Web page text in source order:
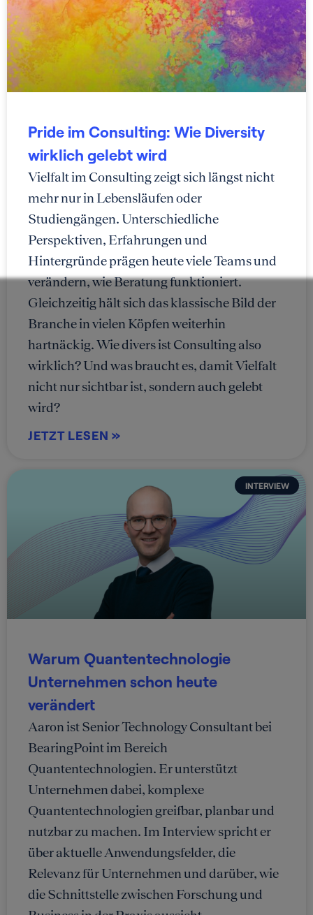
Pride im Consulting: Wie Diversity
wirklich gelebt wird
Vielfalt im Consulting zeigt sich längst nicht
mehr nur in Lebensläufen oder
Studiengängen. Unterschiedliche
Perspektiven, Erfahrungen und
Hintergründe prägen heute viele Teams und
verändern, wie Beratung funktioniert.
Gleichzeitig hält sich das klassische Bild der
Branche in vielen Köpfen weiterhin
hartnäckig. Wie divers ist Consulting also
wirklich? Und was braucht es, damit Vielfalt
nicht nur sichtbar ist, sondern auch gelebt
wird?
JETZT LESEN »
INTERVIEW
Warum Quantentechnologie
Unternehmen schon heute
verändert
Aaron ist Senior Technology Consultant bei
BearingPoint im Bereich
Quantentechnologien. Er unterstützt
Unternehmen dabei, komplexe
Quantentechnologien greifbar, planbar und
nutzbar zu machen. Im Interview spricht er
über aktuelle Anwendungsfelder, die
Relevanz für Unternehmen und darüber, wie
die Schnittstelle zwischen Forschung und